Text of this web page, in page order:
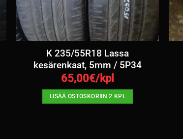
K 235/55R18 Lassa
kesärenkaat, 5mm / 5P34
65,00€/kpl
LISÄÄ OSTOSKORIIN 2 KPL